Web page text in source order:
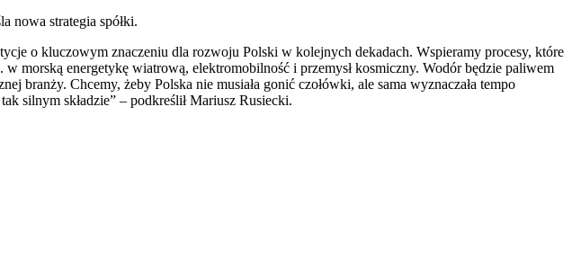
nowa strategia spółki.
o kluczowym znaczeniu dla rozwoju Polski w kolejnych dekadach. Wspieramy procesy, które
morską energetykę wiatrową, elektromobilność i przemysł kosmiczny. Wodór będzie paliwem
branży. Chcemy, żeby Polska nie musiała gonić czołówki, ale sama wyznaczała tempo
silnym składzie” – podkreślił Mariusz Rusiecki.